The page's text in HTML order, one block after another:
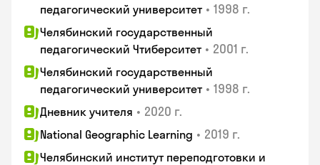
педагогический университет • 1998 г.
Челябинский государственный
педагогический Чтиберситет • 2001 г.
Челябинский государственный
педагогический университет • 1998 г.
Дневник учителя • 2020 г.
National Geographic Learning • 2019 г.
Челябинский институт переподготовки и